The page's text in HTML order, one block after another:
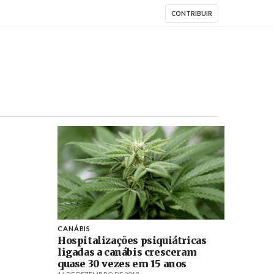
CONTRIBUIR
CANÁBIS
Hospitalizações psiquiátricas
ligadas a canábis cresceram
quase 30 vezes em 15 anos